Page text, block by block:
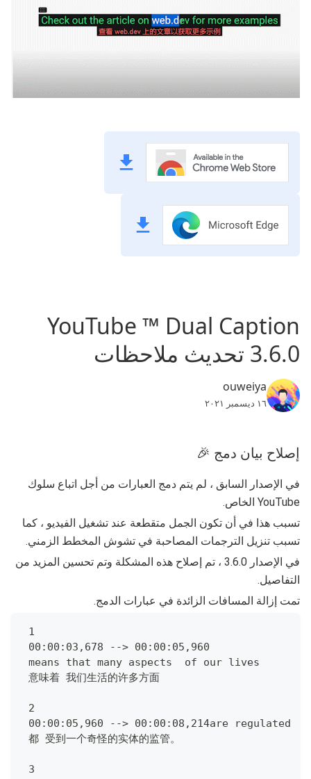
YouTube ™ Dual Caption
3.6.0 تحديث ملاحظات
ouweiya
١٦ ديسمبر ٢٠٢١
إصلاح بيان دمج 🎉
في الإصدار السابق ، لم يتم دمج العبارات من أجل اتباع سلوك
YouTube الخاص.
تسبب هذا في أن تكون الجمل متقطعة عند تشغيل الفيديو ، كما
تسبب تنزيل الترجمات المصاحبة في تشوش المخطط الزمني.
في الإصدار 3.6.0 ، تم إصلاح هذه المشكلة وتم تحسين المزيد من
التفاصيل.
تمت إزالة المسافات الزائدة في عبارات الدمج.
1
00:00:03,678 --> 00:00:05,960
means that many aspects  of our lives
意味着 我们生活的许多方面
2
00:00:05,960 --> 00:00:08,214are regulated
都 受到一个奇怪的实体的监管。
3